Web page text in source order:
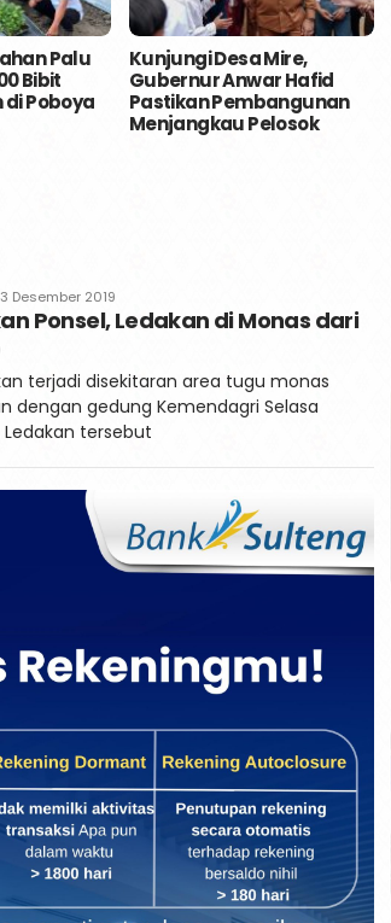
Palu
Bibit
Poboya
Kunjungi Desa Mire,
Gubernur Anwar Hafid
Pastikan Pembangunan
Menjangkau Pelosok
Desember 2019
Ponsel, Ledakan di Monas dari
terjadi disekitaran area tugu monas
dengan gedung Kemendagri Selasa
Ledakan tersebut